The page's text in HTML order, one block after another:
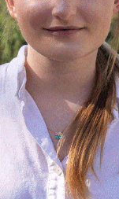
Un anno fa
Gianni,
processo, lo
Articolo precedente
Rally Reggello-Città di
iscrizioni vicine alla